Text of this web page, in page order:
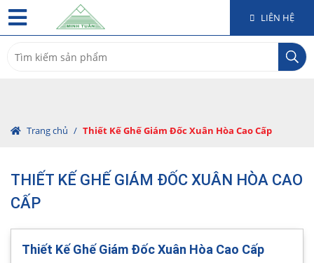
LIÊN HỆ
for:
Trang chủ / Thiết Kế Ghế Giám Đốc Xuân Hòa Cao Cấp
THIẾT KẾ GHẾ GIÁM ĐỐC XUÂN HÒA CAO
CẤP
Thiết Kế Ghế Giám Đốc Xuân Hòa Cao Cấp